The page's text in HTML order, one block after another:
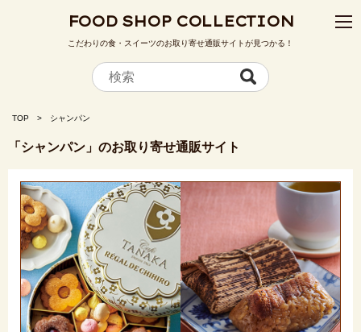
FOOD SHOP COLLECTION
こだわりの食・スイーツのお取り寄せ通販サイトが見つかる！
TOP シャンパン
「シャンパン」のお取り寄せ通販サイト